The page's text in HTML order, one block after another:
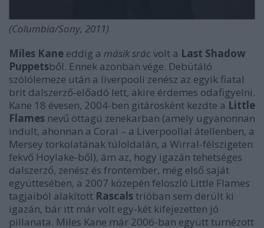
(Columbia/Sony, 2011)
Miles Kane eddig a másik srácvolt a Last Shadow
Puppetsből. Ennek azonban vége. Debütáló
szólólemeze után a liverpooli zenész az egyik fiatal
brit dalszerző-előadó lett, akire érdemes odafigyelni.
Kane 18 évesen, 2004-ben gitárosként kezdte a Little
Flames nevű öttagú zenekarban (amely ugyanonnan
indult, ahonnan a Coral – a Liverpoollal átellenben, a
Mersey torkolatának túloldalán, a Wirral-félszigeten
fekvő Hoylake-ből), ám az, hogy igazán tehetséges
dalszerző, zenész és frontember, még első saját
együttesében, a 2007 közepén feloszló Little Flames
tagjaiból alakított Rascals trióban sem derült ki
igazán, bár itt már volt egy-két kifejezetten jó
pillanata. Miles Kane már 2006-ban együtt turnézott